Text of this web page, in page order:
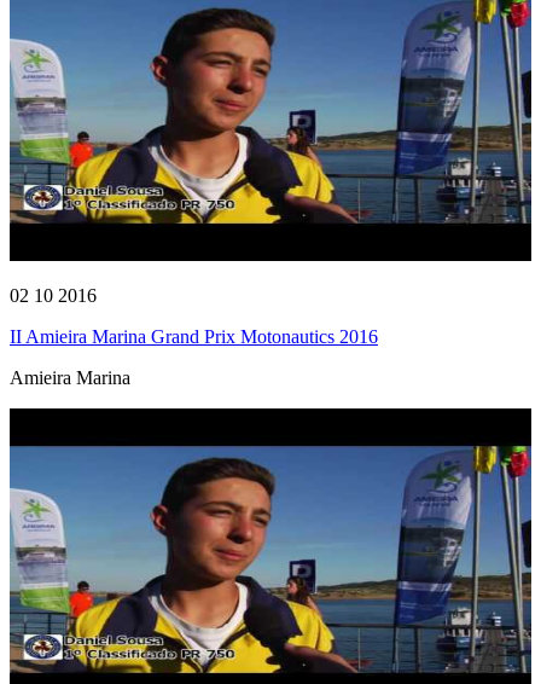
02 10 2016
II Amieira Marina Grand Prix Motonautics 2016
Amieira Marina